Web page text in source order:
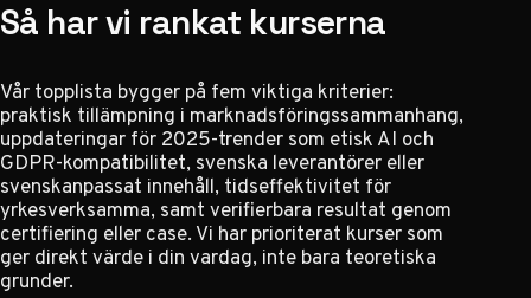
Så har vi rankat kurserna
Vår topplista bygger på fem viktiga kriterier:
praktisk tillämpning i marknadsföringssammanhang,
uppdateringar för 2025-trender som etisk AI och
GDPR-kompatibilitet, svenska leverantörer eller
svenskanpassat innehåll, tidseffektivitet för
yrkesverksamma, samt verifierbara resultat genom
certifiering eller case. Vi har prioriterat kurser som
ger direkt värde i din vardag, inte bara teoretiska
grunder.